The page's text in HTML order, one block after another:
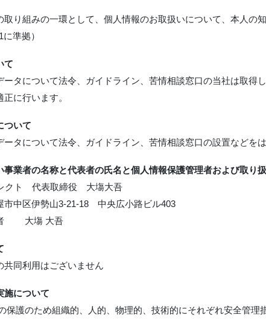
取り組みの一環として、個人情報のお取扱いについて、本人
準拠）
て
ータについて法令、ガイドライン、苦情相談窓口の当社は取
に行います。
ついて
ータについて法令、ガイドライン、苦情相談窓口の設置などを
事業者の名称と代表者の氏名と個人情報保護管理者および取り
クト 代表取締役 大塲大吾
中区伊勢山3-21-18 中央広小路ビル403
者 大塲 大吾
同利用はございません
施について
護のため組織的、人的、物理的、技術的にそれぞれ安全管理